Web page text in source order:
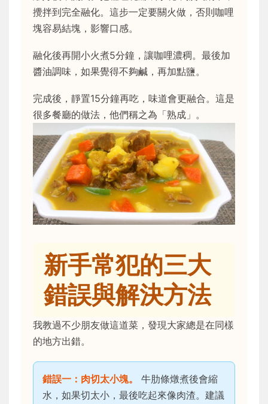
攪拌到完全融化。這步一定要關火做，否則咖哩
塊容易結塊，影響口感。
融化後再開小火煮5分鐘，讓咖哩濃稠。最後加
醬油調味，如果覺得不夠鹹，再加點鹽。
完成後，靜置15分鐘再吃，味道會更融合。這是
很多餐廳的做法，他們稱之為「熟成」。
新手常犯的三大
錯誤與解決方法
我教過不少朋友做這道菜，發現大家總是在同樣
的地方出錯。
錯誤一：肉切太小塊。
牛肋條燉煮後會縮
水，如果切太小，最後吃起來像肉渣。建議